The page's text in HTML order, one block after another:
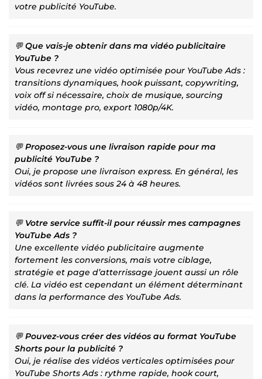
votre publicité YouTube.
💬Que vais-je obtenir dans ma vidéo publicitaire
YouTube ?
Vous recevrez une vidéo optimisée pour YouTube Ads :
transitions dynamiques, hook puissant, copywriting,
voix off si nécessaire, choix de musique, sourcing
vidéo, montage pro, export 1080p/4K.
💬Proposez-vous une livraison rapide pour ma
publicité YouTube ?
Oui, je propose une livraison express. En général, les
vidéos sont livrées sous 24 à 48 heures.
💬 Votre service suffit-il pour réussir mes campagnes
YouTube Ads ?
Une excellente vidéo publicitaire augmente
fortement les conversions, mais votre ciblage,
stratégie et page d’atterrissage jouent aussi un rôle
clé. La vidéo est cependant un élément déterminant
dans la performance des YouTube Ads.
💬Pouvez-vous créer des vidéos au format YouTube
Shorts pour la publicité ?
Oui, je réalise des vidéos verticales optimisées pour
YouTube Shorts Ads : rythme rapide, hook court,